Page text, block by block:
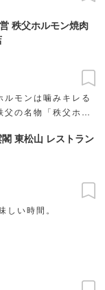
秩父ホルモン焼肉
モンは噛みキレる
の名物「秩父ホル
東松山 レストラン
しい時間。